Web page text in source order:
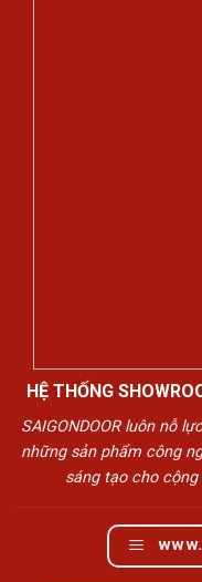
HỆ THỐNG
SAIGONDOOR luôn nỗ
những sản phẩm công
sáng tạo cho